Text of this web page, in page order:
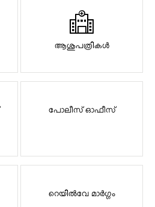
ആശുപത്രികൾ
പോലീസ് ഓഫീസ്
റെയിൽവേ മാർഗ്ഗം